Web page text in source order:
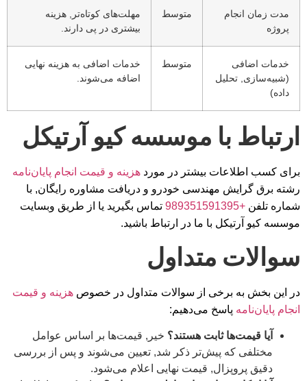
مدت زمان انجام
پروژه
متوسط
مهلت‌های کوتاه‌تر, هزینه
بیشتری در پی دارند.
خدمات اضافی
(شبیه‌سازی, تحلیل
داده)
متوسط
خدمات اضافی به هزینه نهایی
اضافه می‌شوند.
ارتباط با موسسه کیو آرتیکل
برای کسب اطلاعات بیشتر در مورد هزینه و قیمت انجام پایان‌نامه
رشته برق گرایش مهندسی خودرو و دریافت مشاوره رایگان, با
شماره تلفن +989351591395
تماس بگیرید یا از طریق وبسایت
موسسه کیو آرتیکل با ما در ارتباط باشید.
سوالات متداول
در این بخش به برخی از سوالات متداول در خصوص هزینه و قیمت
انجام پایان‌نامه پاسخ می‌دهیم:
آیا قیمت‌ها ثابت هستند؟ خیر, قیمت‌ها بر اساس عوامل
مختلفی که پیش‌تر ذکر شد, تعیین می‌شوند و پس از بررسی
دقیق پروپزال, قیمت نهایی اعلام می‌شود.